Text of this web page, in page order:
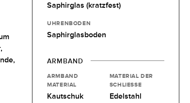
Saphirglas (kratzfest)
UHRENBODEN
Saphirglasboden
ARMBAND
ARMBAND
MATERIAL
Kautschuk
MATERIAL DER
SCHLIESSE
Edelstahl